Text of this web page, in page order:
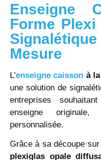
Enseigne
Forme
Mesure
L’enseigne caisson à
une solution de
entreprises
enseigne originale,
personnalisée.
Grâce à sa découpe
plexiglas opale